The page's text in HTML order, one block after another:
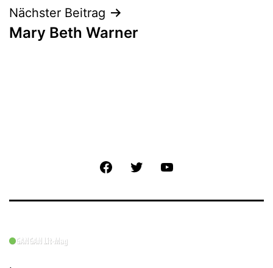
Nächster Beitrag
Mary Beth Warner
FacebookTwitter